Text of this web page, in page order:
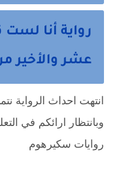
رواية أنا لست
عشر والأخير
انتهت احداث الرواية
وبانتظار ارائكم في
روايات سكيرهوم